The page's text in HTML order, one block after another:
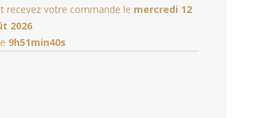
recevez votre commande le mercredi 12
2026
9h51min39s